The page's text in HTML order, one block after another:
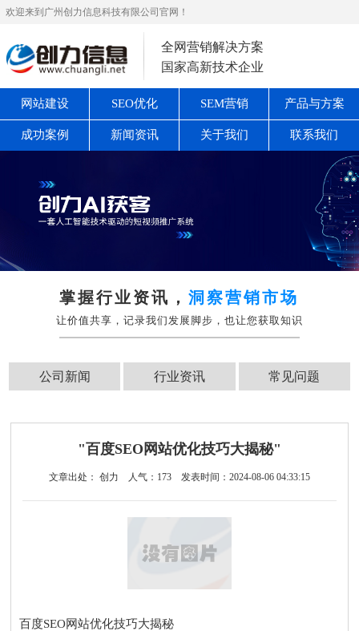
欢迎来到广州创力信息科技有限公司官网！
全网营销解决方案
国家高新技术企业
网站建设 SEO优化 SEM营销 产品与方案
成功案例 新闻资讯 关于我们 联系我们
掌握行业资讯，洞察营销市场
让价值共享，记录我们发展脚步，也让您获取知识
公司新闻 行业资讯 常见问题
"百度SEO网站优化技巧大揭秘"
文章出处： 创力 人气： 173 发表时间：2024-08-06 04:33:15
百度SEO网站优化技巧大揭秘